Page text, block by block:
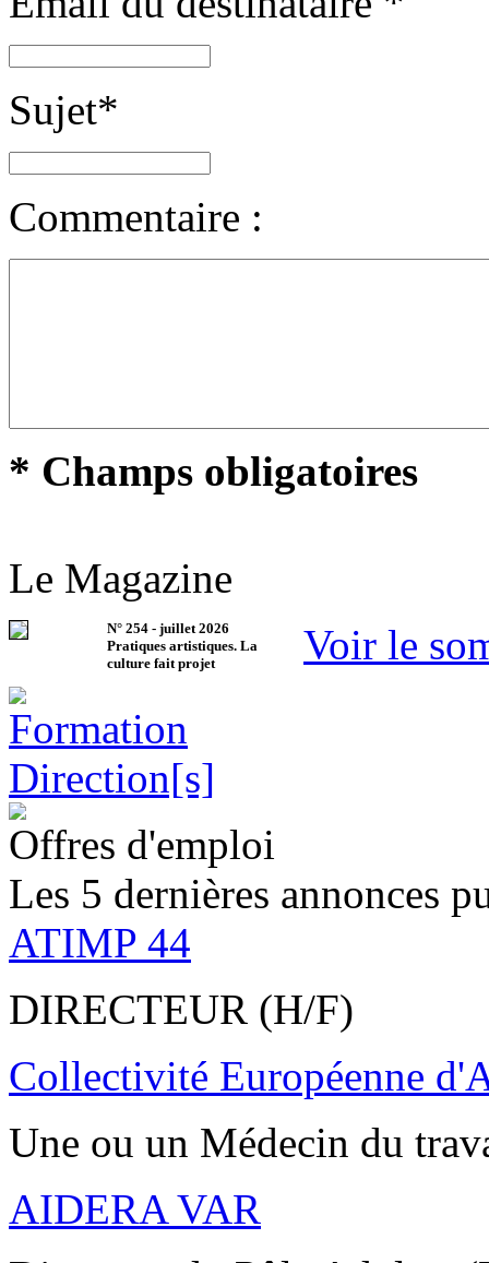
Sujet*
Commentaire :
* Champs obligatoires
Le Magazine
N° 254 - juillet 2026
Pratiques artistiques. La
culture fait projet
Voir le
Offres d'emploi
Les 5 dernières annonces
ATIMP 44
DIRECTEUR (H/F)
Collectivité Européenne
Une ou un Médecin du
AIDERA VAR